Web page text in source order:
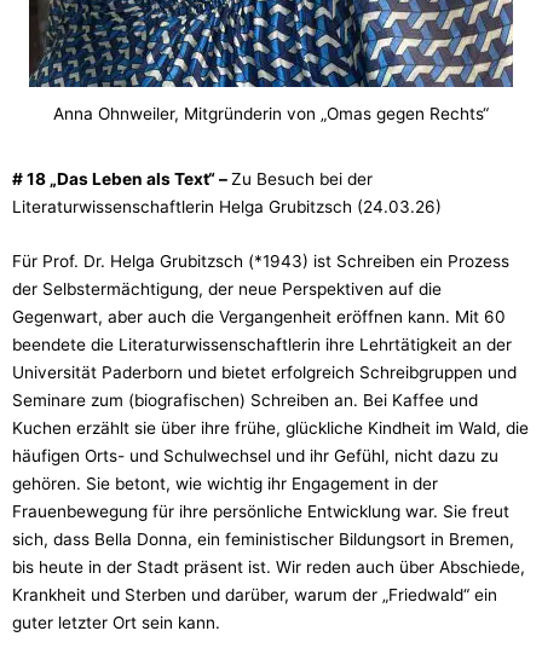
Anna Ohnweiler, Mitgründerin von „Omas gegen Rechts“
# 18 „Das Leben als Text“ –Zu Besuch bei der
Literaturwissenschaftlerin Helga Grubitzsch (24.03.26)
Für Prof. Dr. Helga Grubitzsch (*1943) ist Schreiben ein Prozess
der Selbstermächtigung, der neue Perspektiven auf die
Gegenwart, aber auch die Vergangenheit eröffnen kann. Mit 60
beendete die Literaturwissenschaftlerin ihre Lehrtätigkeit an der
Universität Paderborn und bietet erfolgreich Schreibgruppen und
Seminare zum (biografischen) Schreiben an. Bei Kaffee und
Kuchen erzählt sie über ihre frühe, glückliche Kindheit im Wald, die
häufigen Orts- und Schulwechsel und ihr Gefühl, nicht dazu zu
gehören. Sie betont, wie wichtig ihr Engagement in der
Frauenbewegung für ihre persönliche Entwicklung war. Sie freut
sich, dass Bella Donna, ein feministischer Bildungsort in Bremen,
bis heute in der Stadt präsent ist. Wir reden auch über Abschiede,
Krankheit und Sterben und darüber, warum der „Friedwald“ ein
guter letzter Ort sein kann.